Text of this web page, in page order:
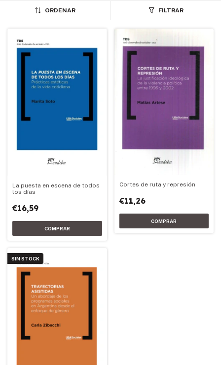
ORDENAR FILTRAR
La puesta en escena de todos
los días
€16,59
Cortes de ruta y represión
€11,26
SIN STOCK